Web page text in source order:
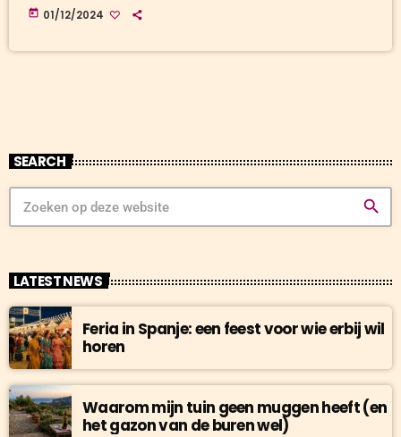
een beroerte terwijl hij fietste in de buurt van San Fulgencio en La
today 01/12/2024
SEARCH
search
LATEST NEWS
Feria in Spanje: een feest voor wie erbij wil
horen
Waarom mijn tuin geen muggen heeft (en
het gazon van de buren wel)